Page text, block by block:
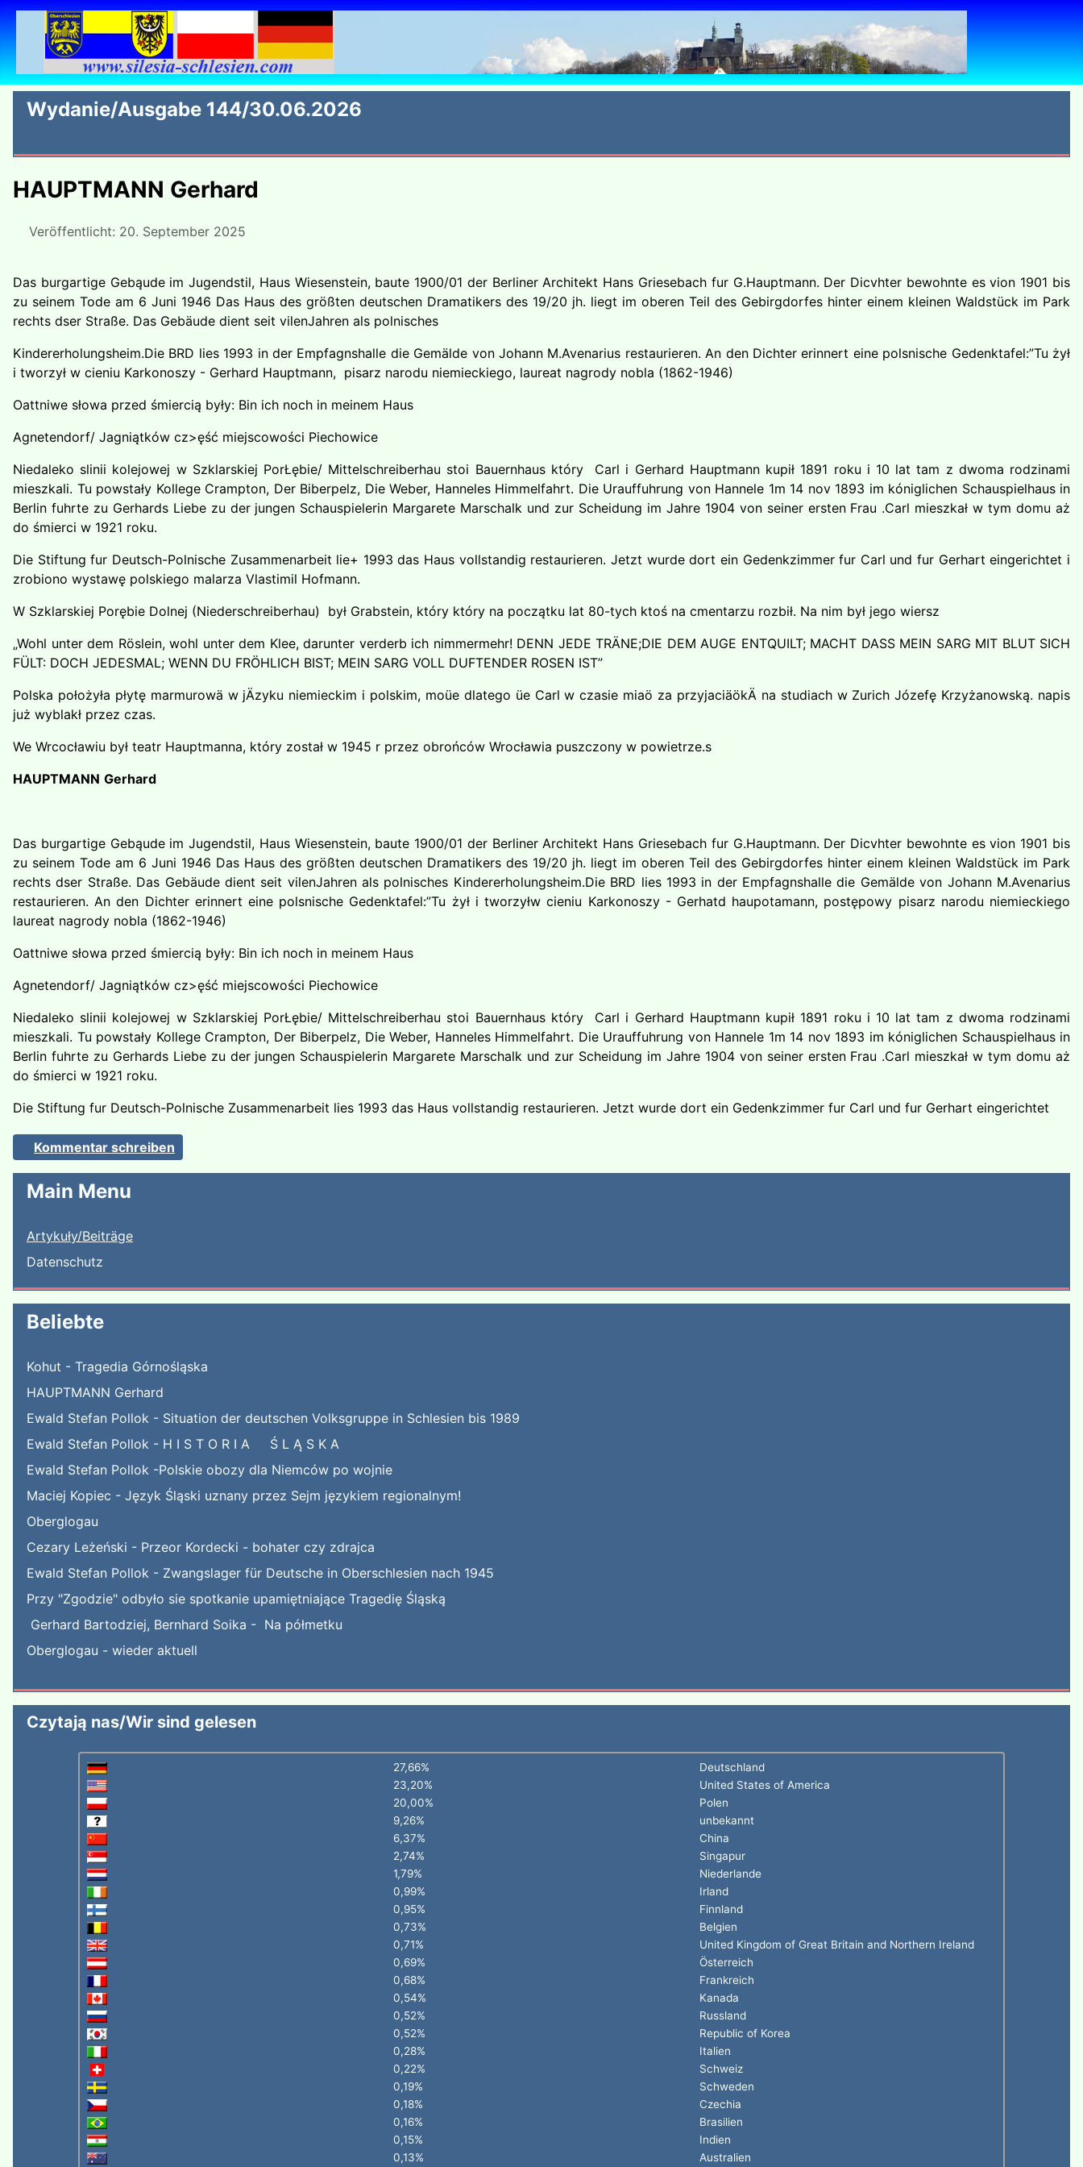
Wydanie/Ausgabe 144/30.06.2026
Main Menu
Artykuły/Beiträge
Datenschutz
Beliebte
Kohut - Tragedia Górnośląska
HAUPTMANN Gerhard
Ewald Stefan Pollok - Situation der deutschen Volksgruppe in Schlesien bis 1989
Ewald Stefan Pollok - H I S T O R I A Ś L Ą S K A
Ewald Stefan Pollok -Polskie obozy dla Niemców po wojnie
Maciej Kopiec - Język Śląski uznany przez Sejm językiem regionalnym!
Oberglogau
Cezary Leżeński - Przeor Kordecki - bohater czy zdrajca
Ewald Stefan Pollok - Zwangslager für Deutsche in Oberschlesien nach 1945
Przy "Zgodzie" odbyło sie spotkanie upamiętniające Tragedię Śląską
Gerhard Bartodziej, Bernhard Soika - Na półmetku
Oberglogau - wieder aktuell
Czytają nas/Wir sind gelesen
27,66%
Deutschland
23,20%
United States of America
20,00%
Polen
9,26%
unbekannt
6,37%
China
2,74%
Singapur
1,79%
Niederlande
0,99%
Irland
0,95%
Finnland
0,73%
Belgien
0,71%
United Kingdom of Great Britain and Northern Ireland
0,69%
Österreich
0,68%
Frankreich
0,54%
Kanada
0,52%
Russland
0,52%
Republic of Korea
0,28%
Italien
0,22%
Schweiz
0,19%
Schweden
0,18%
Czechia
0,16%
Brasilien
0,15%
Indien
0,13%
Australien
HAUPTMANN Gerhard
Veröffentlicht: 20. September 2025
Das burgartige Gebąude im Jugendstil, Haus Wiesenstein, baute 1900/01 der Berliner Architekt Hans Griesebach fur G.Hauptmann. Der Dicvhter bewohnte es vion 1901 bis
zu seinem Tode am 6 Juni 1946 Das Haus des größten deutschen Dramatikers des 19/20 jh. liegt im oberen Teil des Gebirgdorfes hinter einem kleinen Waldstück im Park
rechts dser Straße. Das Gebäude dient seit vilenJahren als polnisches
Kindererholungsheim.Die BRD lies 1993 in der Empfagnshalle die Gemälde von Johann M.Avenarius restaurieren. An den Dichter erinnert eine polsnische Gedenktafel:”Tu żył
i tworzył w cieniu Karkonoszy - Gerhard Hauptmann, pisarz narodu niemieckiego, laureat nagrody nobla (1862-1946)
Oattniwe słowa przed śmiercią były: Bin ich noch in meinem Haus
Agnetendorf/ Jagniątków cz>ęść miejscowości Piechowice
Niedaleko slinii kolejowej w Szklarskiej PorŁębie/ Mittelschreiberhau stoi Bauernhaus który Carl i Gerhard Hauptmann kupił 1891 roku i 10 lat tam z dwoma rodzinami
mieszkali. Tu powstały Kollege Crampton, Der Biberpelz, Die Weber, Hanneles Himmelfahrt. Die Urauffuhrung von Hannele 1m 14 nov 1893 im kóniglichen Schauspielhaus in
Berlin fuhrte zu Gerhards Liebe zu der jungen Schauspielerin Margarete Marschalk und zur Scheidung im Jahre 1904 von seiner ersten Frau .Carl mieszkał w tym domu aż
do śmierci w 1921 roku.
Die Stiftung fur Deutsch-Polnische Zusammenarbeit lie+ 1993 das Haus vollstandig restaurieren. Jetzt wurde dort ein Gedenkzimmer fur Carl und fur Gerhart eingerichtet i
zrobiono wystawę polskiego malarza Vlastimil Hofmann.
W Szklarskiej Porębie Dolnej (Niederschreiberhau) był Grabstein, który który na początku lat 80-tych ktoś na cmentarzu rozbił. Na nim był jego wiersz
„Wohl unter dem Röslein, wohl unter dem Klee, darunter verderb ich nimmermehr! DENN JEDE TRÄNE;DIE DEM AUGE ENTQUILT; MACHT DASS MEIN SARG MIT BLUT SICH
FÜLT: DOCH JEDESMAL; WENN DU FRÖHLICH BIST; MEIN SARG VOLL DUFTENDER ROSEN IST”
Polska położyła płytę marmurowä w jÄzyku niemieckim i polskim, moüe dlatego üe Carl w czasie miaö za przyjaciäökÄ na studiach w Zurich Józefę Krzyżanowską. napis
już wyblakł przez czas.
We Wrcocławiu był teatr Hauptmanna, który został w 1945 r przez obrońców Wrocławia puszczony w powietrze.s
HAUPTMANN Gerhard
Das burgartige Gebąude im Jugendstil, Haus Wiesenstein, baute 1900/01 der Berliner Architekt Hans Griesebach fur G.Hauptmann. Der Dicvhter bewohnte es vion 1901 bis
zu seinem Tode am 6 Juni 1946 Das Haus des größten deutschen Dramatikers des 19/20 jh. liegt im oberen Teil des Gebirgdorfes hinter einem kleinen Waldstück im Park
rechts dser Straße. Das Gebäude dient seit vilenJahren als polnisches Kindererholungsheim.Die BRD lies 1993 in der Empfagnshalle die Gemälde von Johann M.Avenarius
restaurieren. An den Dichter erinnert eine polsnische Gedenktafel:”Tu żył i tworzyłw cieniu Karkonoszy - Gerhatd haupotamann, postępowy pisarz narodu niemieckiego
laureat nagrody nobla (1862-1946)
Oattniwe słowa przed śmiercią były: Bin ich noch in meinem Haus
Agnetendorf/ Jagniątków cz>ęść miejscowości Piechowice
Niedaleko slinii kolejowej w Szklarskiej PorŁębie/ Mittelschreiberhau stoi Bauernhaus który Carl i Gerhard Hauptmann kupił 1891 roku i 10 lat tam z dwoma rodzinami
mieszkali. Tu powstały Kollege Crampton, Der Biberpelz, Die Weber, Hanneles Himmelfahrt. Die Urauffuhrung von Hannele 1m 14 nov 1893 im kóniglichen Schauspielhaus in
Berlin fuhrte zu Gerhards Liebe zu der jungen Schauspielerin Margarete Marschalk und zur Scheidung im Jahre 1904 von seiner ersten Frau .Carl mieszkał w tym domu aż
do śmierci w 1921 roku.
Die Stiftung fur Deutsch-Polnische Zusammenarbeit lies 1993 das Haus vollstandig restaurieren. Jetzt wurde dort ein Gedenkzimmer fur Carl und fur Gerhart eingerichtet
Kommentar schreiben